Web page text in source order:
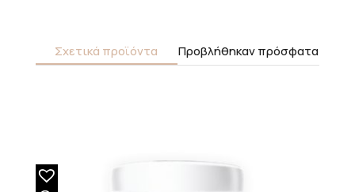
Σχετικά προϊόντα Προβλήθηκαν πρόσφατα